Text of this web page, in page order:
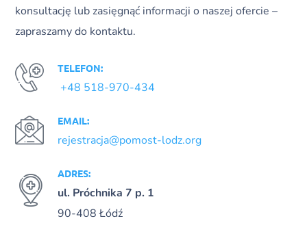
konsultację lub zasięgnąć informacji o naszej ofercie –
zapraszamy do kontaktu.
TELEFON:
+48 518-970-434
EMAIL:
rejestracja@pomost-lodz.org
ADRES:
ul. Próchnika 7 p. 1
90-408 Łódź